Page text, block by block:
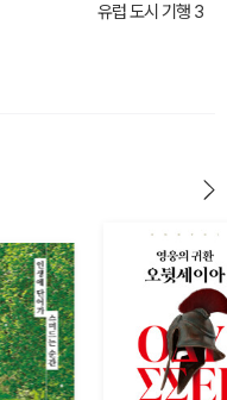
유럽 도시 기행 3